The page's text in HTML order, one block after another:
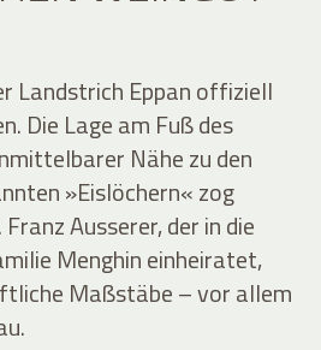
Landstrich Eppan offiziell
Die Lage am Fuß des
Nähe zu den
»Eislöchern« zog
Ausserer, der in die
Menghin einheiratet,
Maßstäbe – vor allem